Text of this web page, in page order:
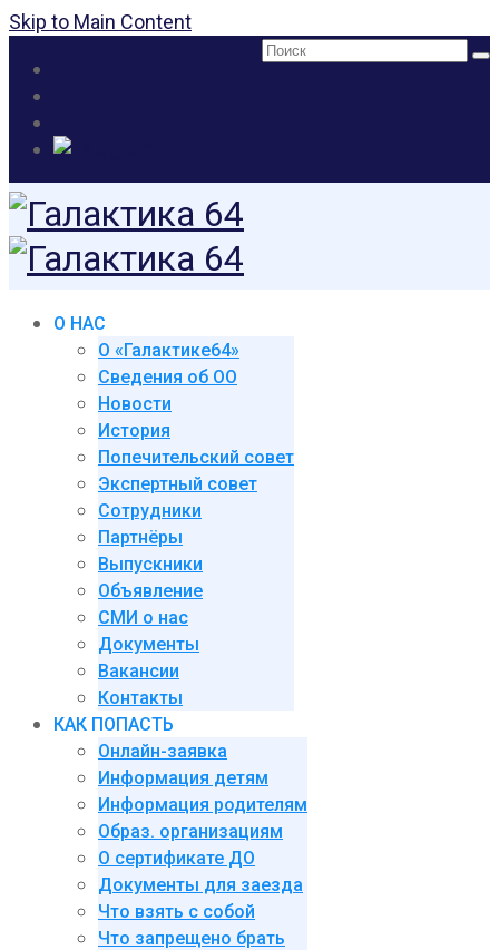
Skip to Main Content
Поиск:
О НАС
О «Галактике64»
Сведения об ОО
Новости
История
Попечительский совет
Экспертный совет
Сотрудники
Партнёры
Выпускники
Объявление
СМИ о нас
Документы
Вакансии
Контакты
КАК ПОПАСТЬ
Онлайн-заявка
Информация детям
Информация родителям
Образ. организациям
О сертификате ДО
Документы для заезда
Что взять с собой
Что запрещено брать